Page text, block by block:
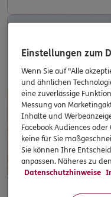
Einstellungen zum
Wenn Sie auf "Alle
und ähnlichen
eine zuverlässige
Messung von
Inhalte und
Facebook Audiences oder
keine für Sie
Sie können Ihre
anpassen. Näheres zu
Datenschutzhinweise